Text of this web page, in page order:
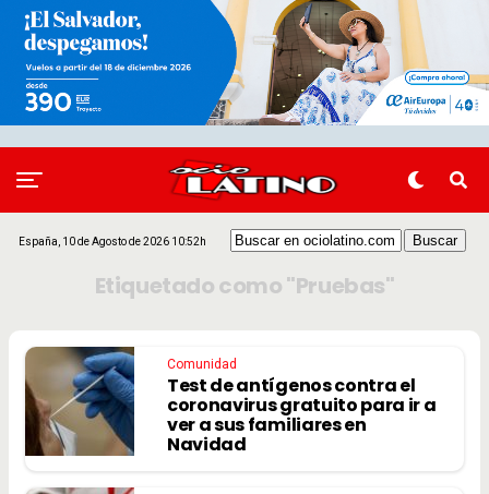
España, 10 de Agosto de 2026 10:52h
Etiquetado como "Pruebas"
Comunidad
Test de antígenos contra el
coronavirus gratuito para ir a
ver a sus familiares en
Navidad